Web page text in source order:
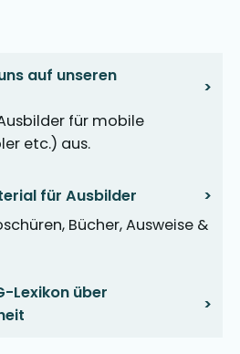
auf unseren
>
für mobile
etc.) aus.
für Ausbilder
>
Bücher, Ausweise &
Lexikon über
>